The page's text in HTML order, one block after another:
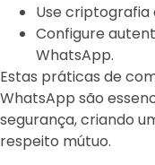
Use
Configure
WhatsApp.
Estas práticas de
WhatsApp são
segurança, criando
respeito mútuo.